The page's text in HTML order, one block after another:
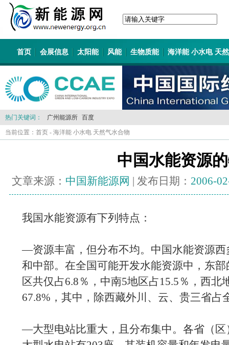
首页 会展信息 太阳能 风能 生物质能 海洋能 小水电 天
热门关键词： 广州能源所 百度
当前位置： 首页 - 海洋能 小水电 天然气水合物
中国水能资源
文章来源： 中国新能源网 | 发布日期： 2006-
我国水能资源有下列特点：
—资源丰富，但分布不均。中国水能资源
和中部。在全国可能开发水能资源中，东
区共仅占6.8％，中南5地区占15.5％，西北
67.8%，其中，除西藏外川、云、贵三省占
—大型电站比重大，且分布集中。各省（区